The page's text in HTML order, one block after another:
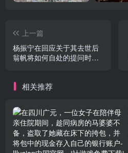
上一篇
杨振宁在回应关于其去世后
翁帆将如何自处的提问时，
相关推荐